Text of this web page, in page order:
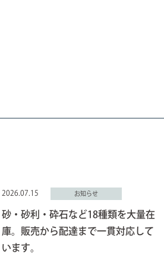
2026.07.15 お知らせ
砂・砂利・砕石など18種類を大量在
庫。販売から配達まで一貫対応して
います。